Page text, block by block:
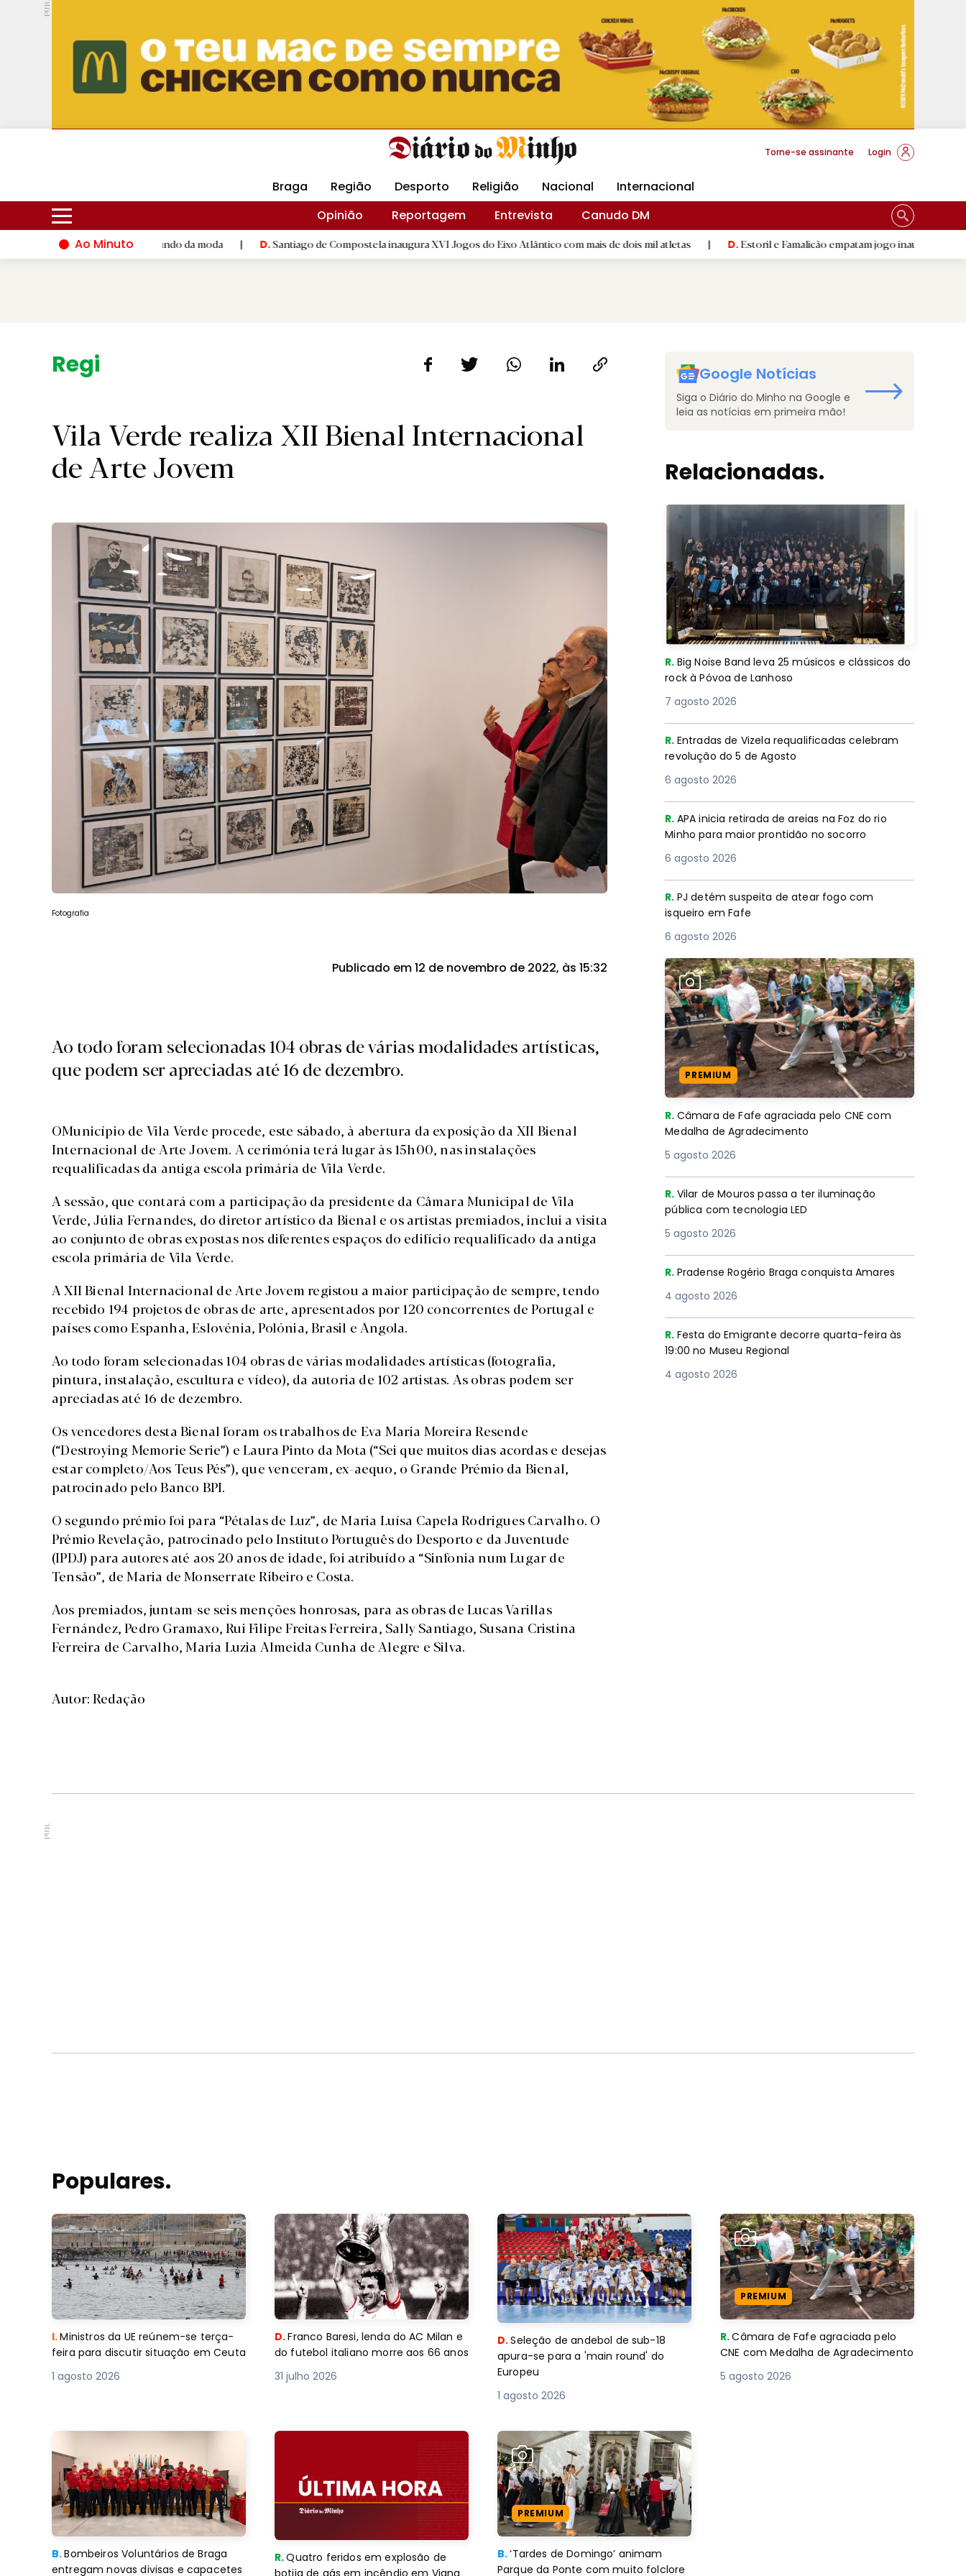
PUB.
Hoje 17ºC 24ºC DMtv Revista Minha Gráfica DM Livraria DM Arquidiocese Braga
Torne-se assinante Login
Braga Região Desporto Religião Nacional
Internacional
Opinião
Reportagem Entrevista
Canudo DM
Ao Minuto
e à inovação do mundo da moda | D.Santiago de Compostela inaugura XVI Jogos do Eixo Atlântico com mais de dois mil atletas | D.Estoril e Famalicão empatam jogo inaugural da época
Região.
Vila Verde realiza XII Bienal Internacional
de Arte Jovem
Fotografia
Publicado em 12 de novembro de 2022, às 15:32
Ao todo foram selecionadas 104 obras de várias modalidades artísticas,
que podem ser apreciadas até 16 de dezembro.
OMunicípio de Vila Verde procede, este sábado, à abertura da exposição da XII Bienal
Internacional de Arte Jovem. A cerimónia terá lugar às 15h00, nas instalações
requalificadas da antiga escola primária de Vila Verde.
A sessão, que contará com a participação da presidente da Câmara Municipal de Vila
Verde, Júlia Fernandes, do diretor artístico da Bienal e os artistas premiados, inclui a visita
ao conjunto de obras expostas nos diferentes espaços do edifício requalificado da antiga
escola primária de Vila Verde.
A XII Bienal Internacional de Arte Jovem registou a maior participação de sempre, tendo
recebido 194 projetos de obras de arte, apresentados por 120 concorrentes de Portugal e
países como Espanha, Eslovénia, Polónia, Brasil e Angola.
Ao todo foram selecionadas 104 obras de várias modalidades artísticas (fotografia,
pintura, instalação, escultura e vídeo), da autoria de 102 artistas. As obras podem ser
apreciadas até 16 de dezembro.
Os vencedores desta Bienal foram os trabalhos de Eva Maria Moreira Resende
(“Destroying Memorie Serie”) e Laura Pinto da Mota (“Sei que muitos dias acordas e desejas
estar completo/Aos Teus Pés”), que venceram, ex-aequo, o Grande Prémio da Bienal,
patrocinado pelo Banco BPI.
O segundo prémio foi para “Pétalas de Luz”, de Maria Luísa Capela Rodrigues Carvalho. O
Prémio Revelação, patrocinado pelo Instituto Português do Desporto e da Juventude
(IPDJ) para autores até aos 20 anos de idade, foi atribuído a “Sinfonia num Lugar de
Tensão”, de Maria de Monserrate Ribeiro e Costa.
Aos premiados, juntam-se seis menções honrosas, para as obras de Lucas Varillas
Fernández, Pedro Gramaxo, Rui Filipe Freitas Ferreira, Sally Santiago, Susana Cristina
Ferreira de Carvalho, Maria Luzia Almeida Cunha de Alegre e Silva.
Autor: Redação
Google Notícias
Siga o Diário do Minho na Google e
leia as notícias em primeira mão!
Relacionadas.
R. Big Noise Band leva 25 músicos e clássicos do
rock à Póvoa de Lanhoso
7 agosto 2026
R. Entradas de Vizela requalificadas celebram
revolução do 5 de Agosto
6 agosto 2026
R. APA inicia retirada de areias na Foz do rio
Minho para maior prontidão no socorro
6 agosto 2026
R. PJ detém suspeita de atear fogo com
isqueiro em Fafe
6 agosto 2026
PREMIUM
R. Câmara de Fafe agraciada pelo CNE com
Medalha de Agradecimento
5 agosto 2026
R. Vilar de Mouros passa a ter iluminação
pública com tecnologia LED
5 agosto 2026
R. Pradense Rogério Braga conquista Amares
4 agosto 2026
R. Festa do Emigrante decorre quarta-feira às
19:00 no Museu Regional
4 agosto 2026
PUB.
Populares.
I.Ministros da UE reúnem-se terça-
feira para discutir situação em Ceuta
1 agosto 2026
D.Franco Baresi, lenda do AC Milan e
do futebol italiano morre aos 66 anos
31 julho 2026
D.Seleção de andebol de sub-18
apura-se para a 'main round' do
Europeu
1 agosto 2026
PREMIUM
R.Câmara de Fafe agraciada pelo
CNE com Medalha de Agradecimento
5 agosto 2026
B.Bombeiros Voluntários de Braga
entregam novas divisas e capacetes
R.Quatro feridos em explosão de
botija de gás em incêndio em Viana
PREMIUM
B.‘Tardes de Domingo’ animam
Parque da Ponte com muito folclore